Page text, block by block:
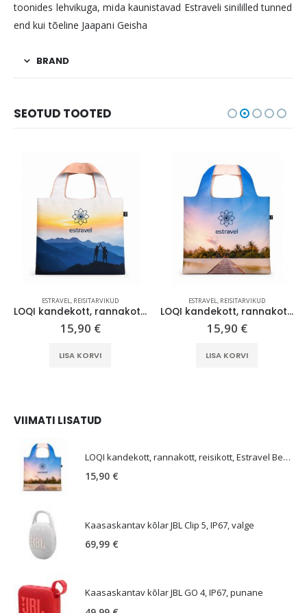
toonides lehvikuga, mida kaunistavad Estraveli sinililled tunned
end kui tõeline Jaapani Geisha
BRAND
SEOTUD TOOTED
ESTRAVEL, REISITARVIKUD
LOQI kandekott, rannakott, reisikott, Estravel Mountain Bag
15,90 €
LISA KORVI
ESTRAVEL, REISITARVIKUD
LOQI kandekott, rannakott, reisikott, Estravel Beach Bag
15,90 €
LISA KORVI
VIIMATI LISATUD
LOQI kandekott, rannakott, reisikott, Estravel Beach Bag
15,90 €
Kaasaskantav kõlar JBL Clip 5, IP67, valge
69,99 €
Kaasaskantav kõlar JBL GO 4, IP67, punane